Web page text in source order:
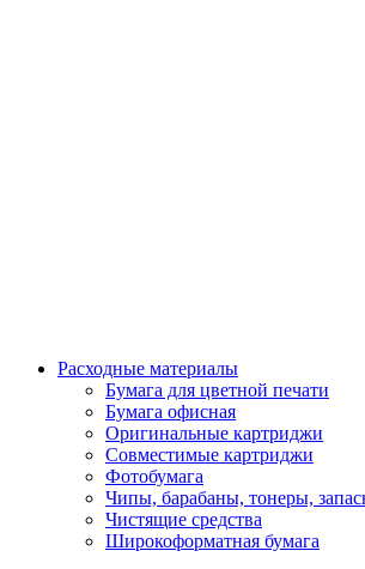
Расходные материалы
Бумага для цветной печати
Бумага офисная
Оригинальные картриджи
Совместимые картриджи
Фотобумага
Чипы, барабаны, тонеры,
Чистящие средства
Широкоформатная бумага